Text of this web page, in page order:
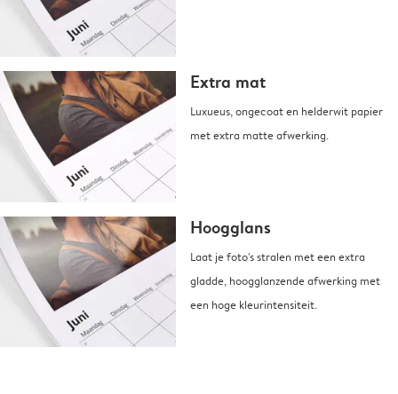
Extra mat
Luxueus, ongecoat en helderwit papier
met extra matte afwerking.
Hoogglans
Laat je foto's stralen met een extra
gladde, hoogglanzende afwerking met
een hoge kleurintensiteit.